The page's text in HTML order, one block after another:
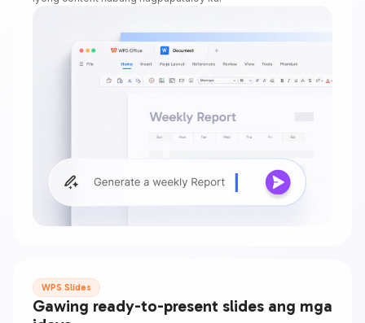
WPS Slides
Gawing ready-to-present slides ang mga